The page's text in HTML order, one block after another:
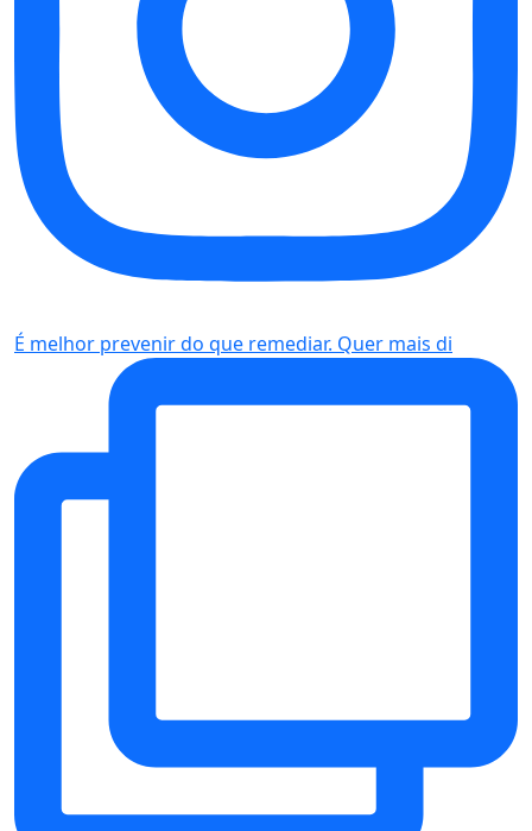
É melhor prevenir do que remediar. Quer mais di